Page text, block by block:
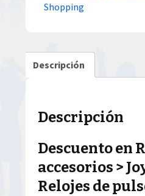
Shopping
Descripción
Descripción
Descuento en
accesorios >
Relojes de